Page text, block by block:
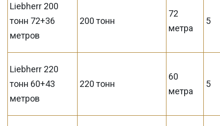
Liebherr 200
тонн 72+36
метров
200 тонн
72
метра
5
Liebherr 220
тонн 60+43
метров
220 тонн
60
метра
5